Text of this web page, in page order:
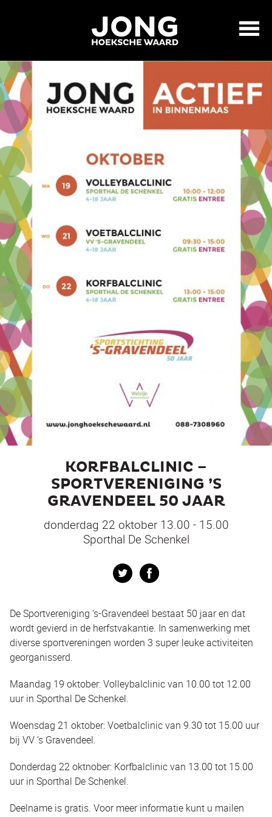
KORFBALCLINIC –
SPORTVERENIGING ’S
GRAVENDEEL 50 JAAR
donderdag 22 oktober 13.00 - 15.00
Sporthal De Schenkel
Twitter
De Sportvereniging ‘s-Gravendeel bestaat 50 jaar en dat
wordt gevierd in de herfstvakantie. In samenwerking met
diverse sportvereningen worden 3 super leuke activiteiten
georganisserd.
Maandag 19 oktober: Volleybalclinic van 10.00 tot 12.00
uur in Sporthal De Schenkel.
Woensdag 21 oktober: Voetbalclinic van 9.30 tot 15.00 uur
bij VV ’s Gravendeel.
Donderdag 22 oktnober: Korfbalclinic van 13.00 tot 15.00
uur in Sporthal De Schenkel.
Deelname is gratis. Voor meer informatie kunt u mailen